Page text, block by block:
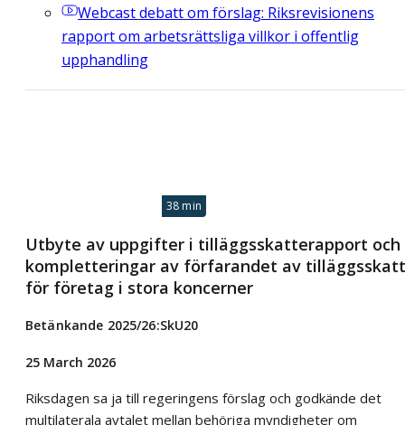
Webcastdebatt om förslag: Riksrevisionens
rapport om arbetsrättsliga villkor i offentlig
upphandling
38 min
Utbyte av uppgifter i tilläggsskatterapport och
kompletteringar av förfarandet av tilläggsskatt
för företag i stora koncerner
Betänkande 2025/26:SkU20
25 March 2026
Riksdagen sa ja till regeringens förslag och godkände det
multilaterala avtalet mellan behöriga myndigheter om